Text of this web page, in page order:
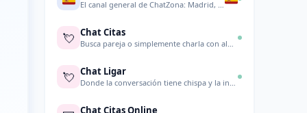
💘 Chat Citas
💘 Chat Ligar
Chat Citas Online